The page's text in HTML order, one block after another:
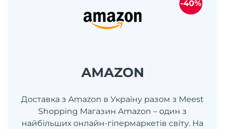
AMAZON
Доставка з Amazon в Україну разом з Meest
Shopping Магазин Amazon – один з
найбільших онлайн-гіпермаркетів світу. На
-40%